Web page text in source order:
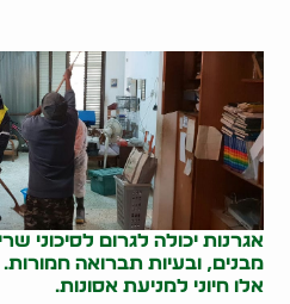
אגרנות יכולה לגרום לסיכוני
מבנים, ובעיות תברואה חמורות.
אלו חיוני למניעת אסונות.